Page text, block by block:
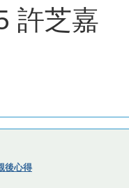
許芝嘉
後心得